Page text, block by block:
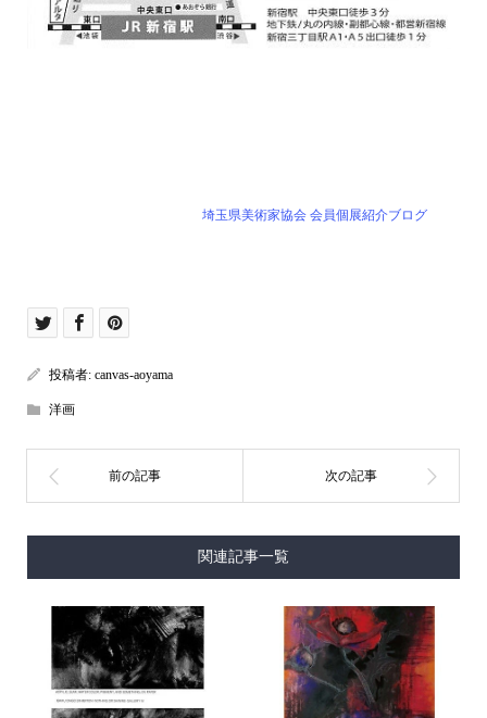
埼玉県美術家協会 会員個展紹介ブログ
投稿者: canvas-aoyama
洋画
関連記事一覧